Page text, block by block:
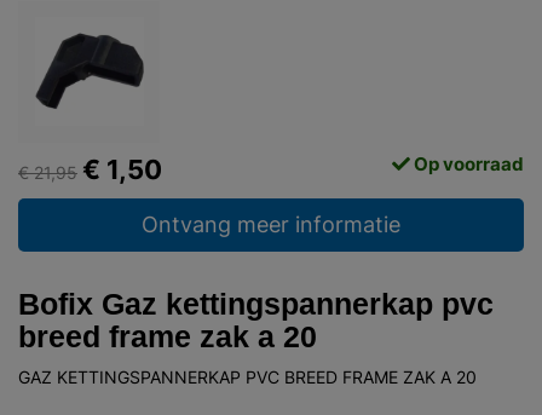
€ 21,95 € 1,50 Op voorraad
Ontvang meer informatie
Bofix Gaz kettingspannerkap pvc
breed frame zak a 20
GAZ KETTINGSPANNERKAP PVC BREED FRAME ZAK A 20